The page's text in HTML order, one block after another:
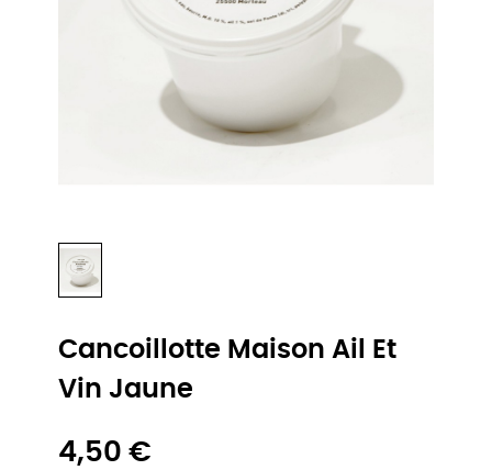
Cancoillotte Maison Ail Et
Vin Jaune
4,50 €